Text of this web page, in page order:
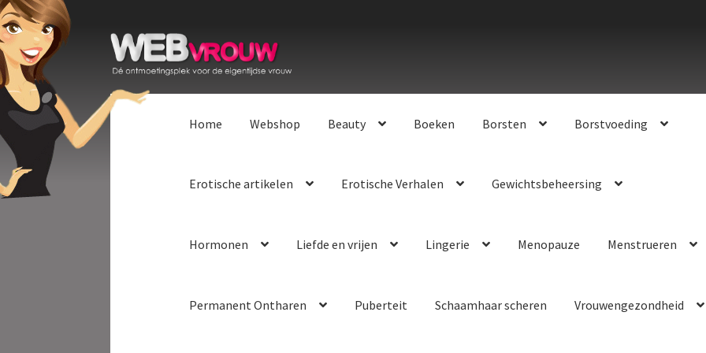
Ga
door
navigatie
Ga
naar
inhoud
Home Webshop Beauty Boeken Borsten Borstvoeding
Erotische artikelen Erotische Verhalen Gewichtsbeheersing
Hormonen Liefde en vrijen Lingerie Menopauze Menstrueren
Permanent Ontharen Puberteit Schaamhaar scheren Vrouwengezondheid